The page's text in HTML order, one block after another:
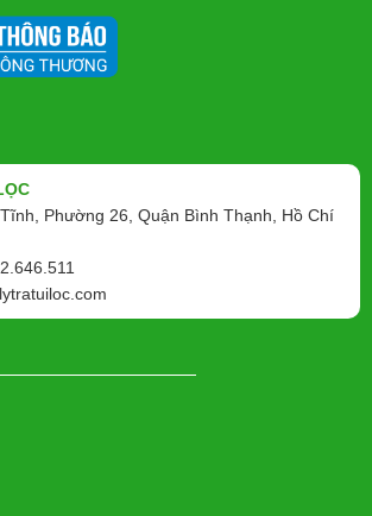
Phường 26, Quận Bình Thạnh, Hồ Chí